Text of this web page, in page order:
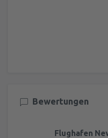
Bewertungen
Flughafen